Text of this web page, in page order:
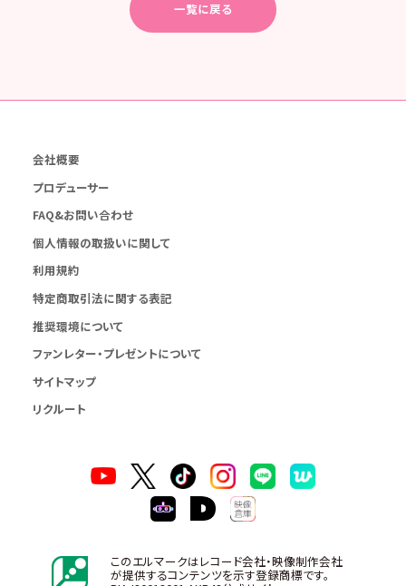
一覧に戻る
会社概要
プロデューサー
FAQ&お問い合わせ
個人情報の取扱いに関して
利用規約
特定商取引法に関する表記
推奨環境について
ファンレター・プレゼントについて
サイトマップ
リクルート
このエルマークはレコード会社・映像制作会社
が提供するコンテンツを示す登録商標です。